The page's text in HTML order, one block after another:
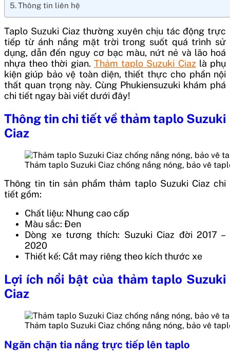
Thông tin liên hệ
Taplo Suzuki Ciaz thường xuyên chịu tác động trực
tiếp từ ánh nắng mặt trời trong suốt quá trình sử
dụng, dẫn đến nguy cơ bạc màu, nứt nẻ và lão hoá
nhựa theo thời gian. Thảm taplo Suzuki Ciaz là phụ
kiện giúp bảo vệ toàn diện, thiết thực cho phần nội
thất quan trọng này. Cùng Phukiensuzuki khám phá
chi tiết ngay bài viết dưới đây!
Thông tin chi tiết về thảm taplo Suzuki
Ciaz
Thảm taplo Suzuki Ciaz chống nắng nóng, bảo vê
Thông tin tin sản phẩm thảm taplo Suzuki Ciaz chi
tiết gồm:
Chất liệu: Nhung cao cấp
Màu sắc: Đen
Dòng xe tương thích: Suzuki Ciaz đời 2017 –
2020
Thiết kế: Cắt may riêng theo kích thước xe
Lợi ích nổi bật của thảm taplo Suzuki
Ciaz
Thảm taplo Suzuki Ciaz chống nắng nóng, bảo vê
Ngăn chặn tia nắng trực tiếp lên taplo